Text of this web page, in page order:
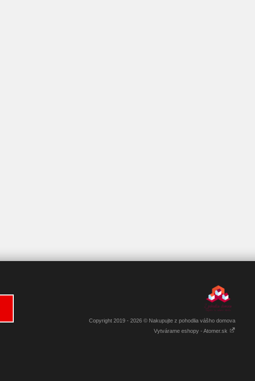
Copyright 2019 - 2026 © Nakupujte z pohodlia vášho domova
Vytvárame eshopy - Atomer.sk